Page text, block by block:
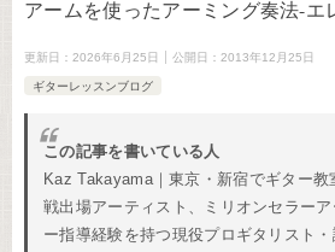
アームを使ったアーミング奏法-エ
更新日： 2026年6月25日 公開日： 2013年12月25日
ギターレッスンブログ
この記事を書いている人
Kaz Takayama｜東京・新宿でギター教
戦出場アーティスト、ミリオンセラー
ー指導経験を持つ現役プロギタリスト・